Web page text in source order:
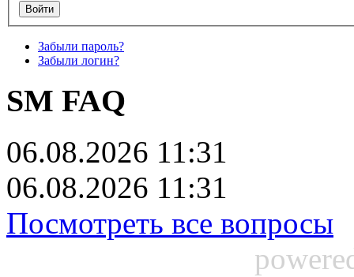
Забыли пароль?
Забыли логин?
SM FAQ
06.08.2026 11:31
06.08.2026 11:31
Посмотреть все вопросы